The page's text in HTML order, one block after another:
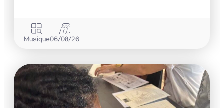
Musique06/08/26